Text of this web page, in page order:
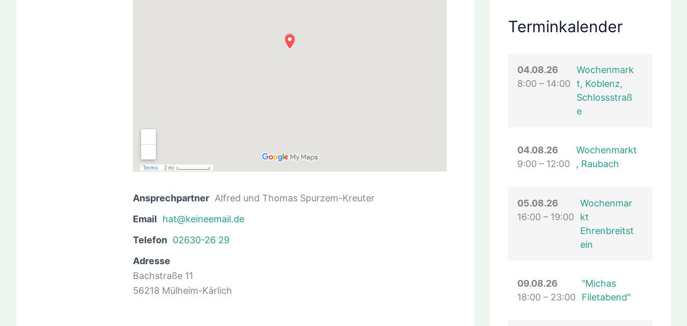
Ansprechpartner Alfred und Thomas Spurzem-Kreuter
Email
hat@keineemail.de
Telefon 02630-26 29
Adresse
Bachstraße 11
56218 Mülheim-Kärlich
Terminkalender
04.08.26
8:00 – 14:00
Wochenmark
t, Koblenz,
Schlossstraß
e
04.08.26
9:00 – 12:00
Wochenmarkt
, Raubach
05.08.26
16:00 – 19:00
Wochenmar
kt
Ehrenbreitst
ein
09.08.26
18:00 – 23:00
"Michas
Filetabend"